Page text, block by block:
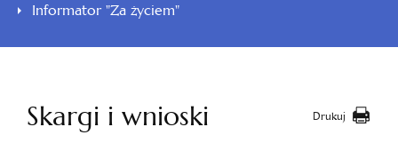
Informator "Za życiem"
Drukuj
Skargi i wnioski